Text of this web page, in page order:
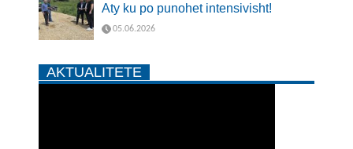
Aty ku po punohet intensivisht!
05.06.2026
AKTUALITETE